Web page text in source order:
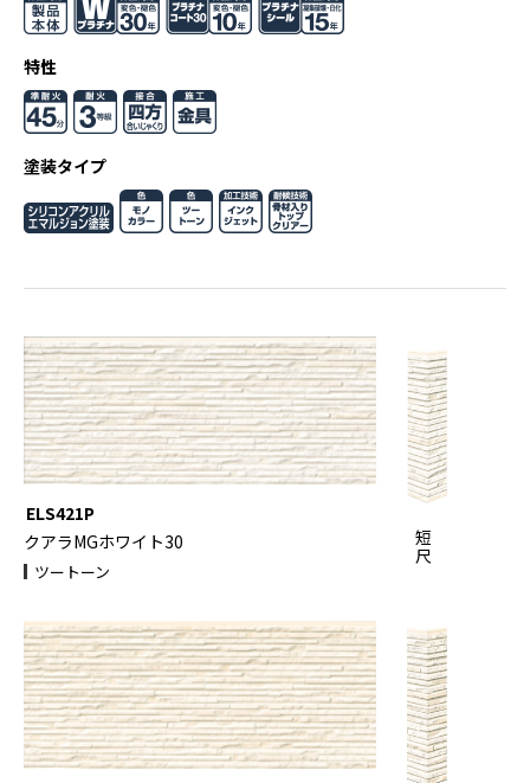
特性
塗装タイプ
短
尺
ELS421P
クアラMGホワイト30
ツートーン